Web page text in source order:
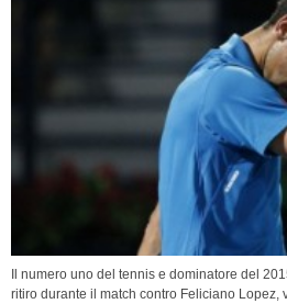
Il numero uno del tennis e dominatore del
ritiro durante il match contro Feliciano Lopez,